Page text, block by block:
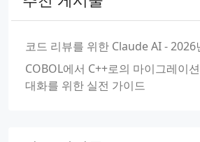
코드 리뷰를 위한 Claude AI - 2026
COBOL에서 C++로의 마이그레이
대화를 위한 실전 가이드